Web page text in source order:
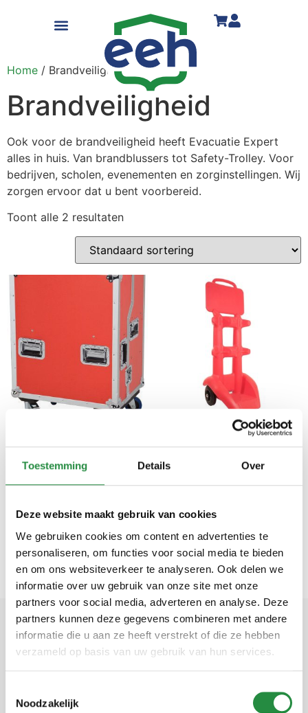
Toestemming Details Over
Deze website maakt gebruik van cookies
We gebruiken cookies om content en advertenties te
personaliseren, om functies voor social media te bieden
en om ons websiteverkeer te analyseren. Ook delen we
informatie over uw gebruik van onze site met onze
partners voor social media, adverteren en analyse. Deze
partners kunnen deze gegevens combineren met andere
informatie die u aan ze heeft verstrekt of die ze hebben
verzameld op basis van uw gebruik van hun services.
Noodzakelijk
Home / Brandveiligheid
Brandveiligheid
Ook voor de brandveiligheid heeft Evacuatie Expert
alles in huis. Van brandblussers tot Safety-Trolley. Voor
bedrijven, scholen, evenementen en zorginstellingen. Wij
zorgen ervoor dat u bent voorbereid.
Toont alle 2 resultaten
inhoud)
435,00 €526,35incl. BTW
winkelwagen
Vraag offerte aan
Brandblusserhouder
€179,00 incl. BTW
winkelwagen
Vraag offerte aan